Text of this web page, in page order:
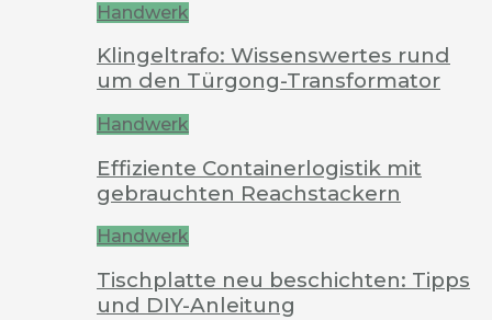
Handwerk
Klingeltrafo: Wissenswertes rund
um den Türgong-Transformator
Handwerk
Effiziente Containerlogistik mit
gebrauchten Reachstackern
Handwerk
Tischplatte neu beschichten: Tipps
und DIY-Anleitung